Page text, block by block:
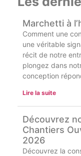
Marchetti à
Comment une
une véritable
récit de notre
plongez dans
conception
Lire la suite
Découvrez
Chantiers
2026
Découvrez la